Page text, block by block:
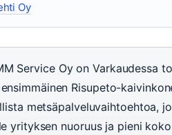
Oy
Service Oy on Varkaudessa
Risupeto-
metsäpalveluvaihtoehtoa,
yrityksen nuoruus ja pieni